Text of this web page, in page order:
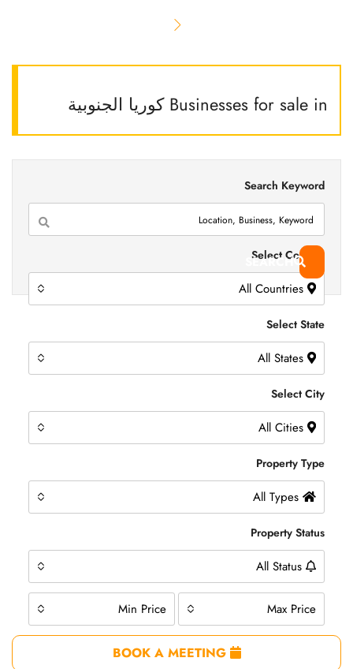
Businesses for sale in كوريا الجنوبية
Search Keyword
Select Country
All Countries
Select State
All States
Select City
All Cities
Property Type
All Types
Property Status
All Status
Min Price Max Price
SEARCH
BOOK A MEETING